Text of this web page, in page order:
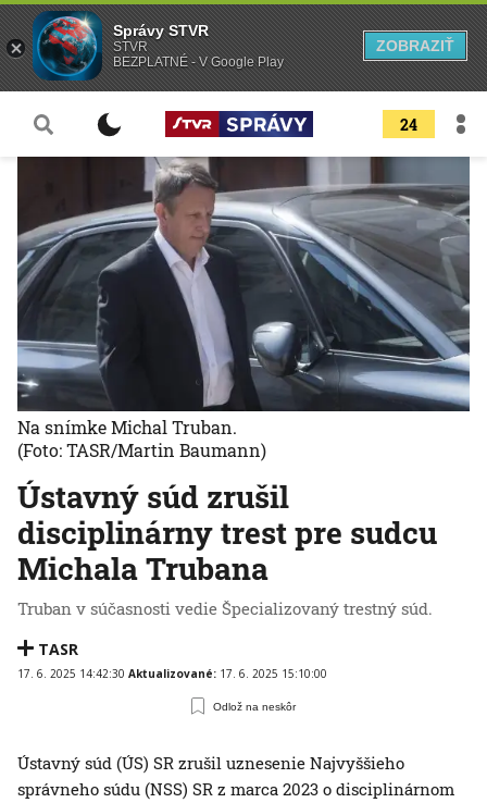
24
Ústavný súd zrušil
disciplinárny trest pre sudcu
Michala Trubana
Truban v súčasnosti vedie Špecializovaný trestný súd.
TASR
17. 6. 2025 14:42:30 Aktualizované: 17. 6. 2025 15:10:00
Odlož na neskôr
Na snímke Michal Truban.
(Foto: TASR/Martin Baumann)
Ústavný súd (ÚS) SR zrušil uznesenie Najvyššieho
správneho súdu (NSS) SR z marca 2023 o disciplinárnom
Správy STVR
STVR
BEZPLATNÉ - V Google Play
ZOBRAZIŤ